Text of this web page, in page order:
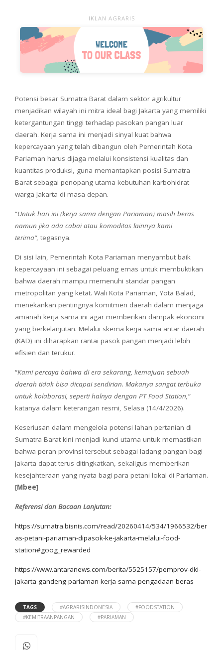
IKLAN AGRARIS
Potensi besar Sumatra Barat dalam sektor agrikultur
menjadikan wilayah ini mitra ideal bagi Jakarta yang memiliki
ketergantungan tinggi terhadap pasokan pangan luar
daerah. Kerja sama ini menjadi sinyal kuat bahwa
kepercayaan yang telah dibangun oleh Pemerintah Kota
Pariaman harus dijaga melalui konsistensi kualitas dan
kuantitas produksi, guna memantapkan posisi Sumatra
Barat sebagai penopang utama kebutuhan karbohidrat
warga Jakarta di masa depan.
“Untuk hari ini (kerja sama dengan Pariaman) masih beras
namun jika ada cabai atau komoditas lainnya kami
terima”, tegasnya.
Di sisi lain, Pemerintah Kota Pariaman menyambut baik
kepercayaan ini sebagai peluang emas untuk membuktikan
bahwa daerah mampu memenuhi standar pangan
metropolitan yang ketat. Wali Kota Pariaman, Yota Balad,
menekankan pentingnya komitmen daerah dalam menjaga
amanah kerja sama ini agar memberikan dampak ekonomi
yang berkelanjutan. Melalui skema kerja sama antar daerah
(KAD) ini diharapkan rantai pasok pangan menjadi lebih
efisien dan terukur.
“Kami percaya bahwa di era sekarang, kemajuan sebuah
daerah tidak bisa dicapai sendirian. Makanya sangat terbuka
untuk kolaborasi, seperti halnya dengan PT Food Station,”
katanya dalam keterangan resmi, Selasa (14/4/2026).
Keseriusan dalam mengelola potensi lahan pertanian di
Sumatra Barat kini menjadi kunci utama untuk memastikan
bahwa peran provinsi tersebut sebagai ladang pangan bagi
Jakarta dapat terus ditingkatkan, sekaligus memberikan
kesejahteraan yang nyata bagi para petani lokal di Pariaman.
[Mbee]
Referensi dan Bacaan Lanjutan:
https://sumatra.bisnis.com/read/20260414/534/1966532/ber
as-petani-pariaman-dipasok-ke-jakarta-melalui-food-
station#goog_rewarded
https://www.antaranews.com/berita/5525157/pemprov-dki-
jakarta-gandeng-pariaman-kerja-sama-pengadaan-beras
TAGS #AGRARISINDONESIA
#FOODSTATION
#KEMITRAANPANGAN
#PARIAMAN